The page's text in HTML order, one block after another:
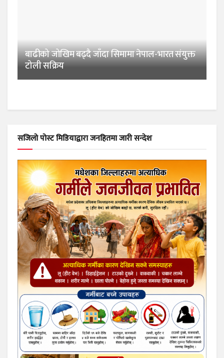
बाढीको जोखिम बढ्दै जाँदा सिमामा नेपाल-भारत संयुक्त
टोली सक्रिय
सजिलो पोस्ट मिडियाद्वारा जनहितमा जारी सन्देश